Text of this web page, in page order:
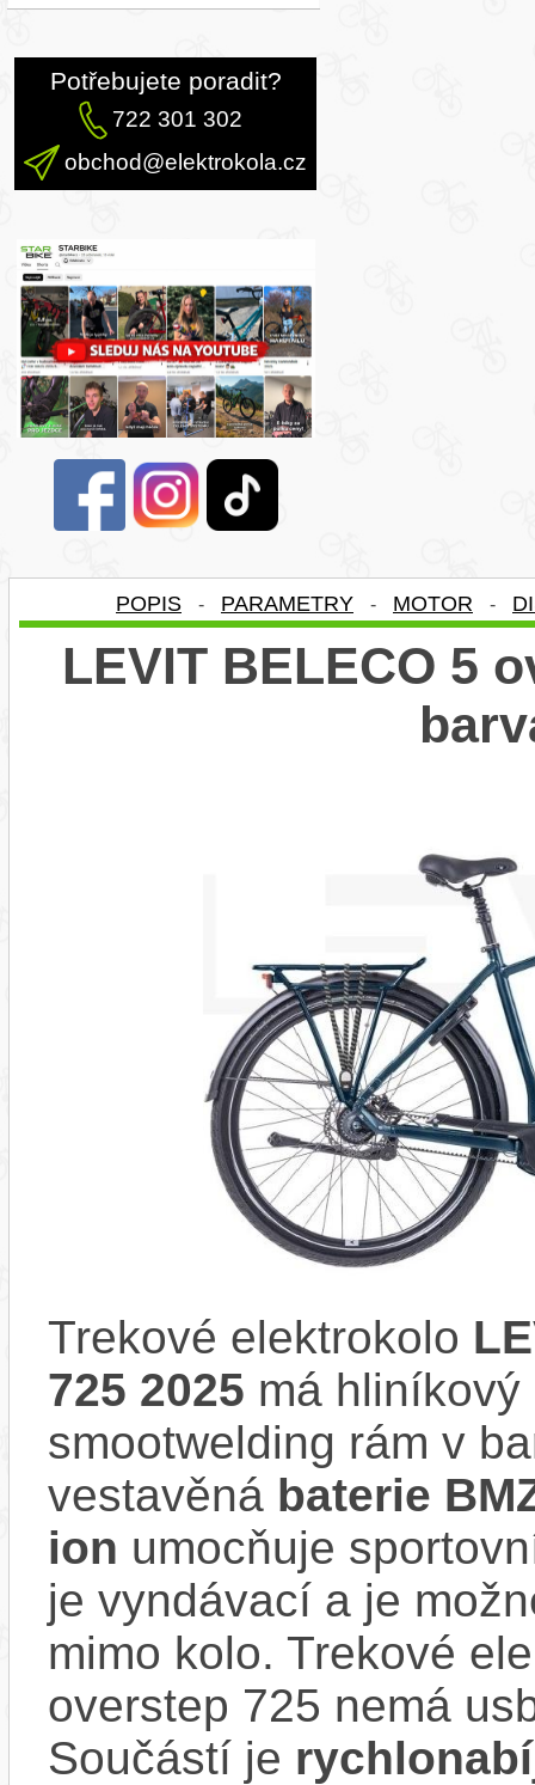
Potřebujete poradit?
722 301 302
obchod@elektrokola.cz
POPIS - PARAMETRY - MOTOR -
LEVIT BELECO 5
Trekové elektrokolo
725 2025 má
smootwelding rám v
vestavěná baterie
ion umocňuje
je vyndávací a je
mimo kolo. Trekové
overstep 725 nemá
Součástí je